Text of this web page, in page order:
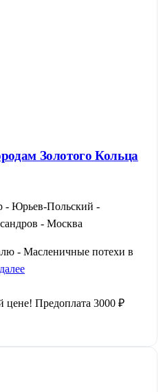
Золотого Кольца
- Юрьев-Польский -
- Москва
- Масленичные потехи в
цене! Предоплата 3000 ₽